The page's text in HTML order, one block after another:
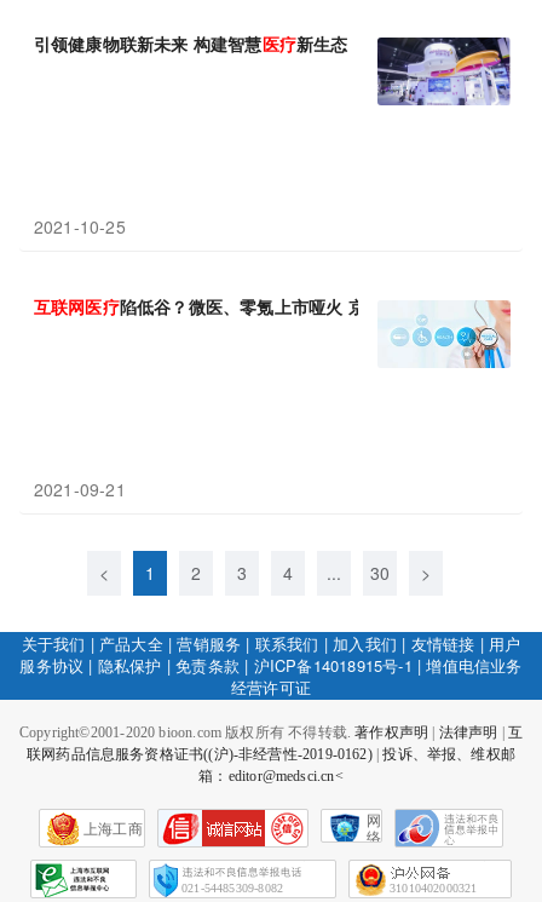
引领健康物联新未来 构建智慧医疗新生态 阿斯利康连续第六年亮
2021-10-25
互联网医疗陷低谷？微医、零氪上市哑火 京东健康、阿里健康、
2021-09-21
< 1 2 3 4 ... 30 >
关于我们 | 产品大全|营销服务 | 联系我们 | 加入我们 | 友情链接 | 用户
服务协议 | 隐私保护 |免责条款 | 沪ICP备14018915号-1 |增值电信业务
经营许可证
Copyright©2001-2020 bioon.com 版权所有 不得转载.著作权声明 法律声明
互
联网药品信息服务资格证书((沪)-非经营性-2019-0162)|投诉、举报、维权邮
箱：editor@medsci.cn<
上海工商
网
络
会
征
021-54485309-8082 31010402000321